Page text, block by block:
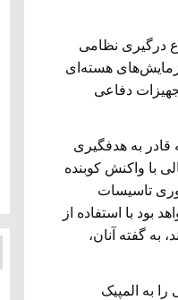
درگیری نظامی
هسته‌ای
دفاعی
به هدفگیری
با واکنش کوبنده
تاسیسات
با استفاده از
به گفته آنان،
به المپیک